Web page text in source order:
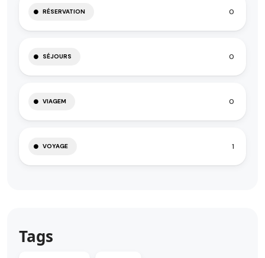
RÉSERVATION 0
SÉJOURS 0
VIAGEM 0
VOYAGE 1
Tags